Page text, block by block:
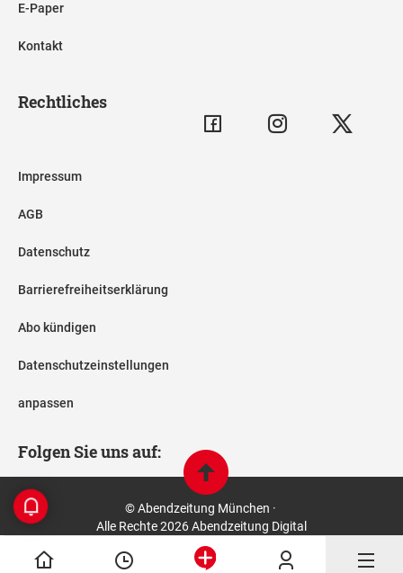
E-Paper
Kontakt
Rechtliches
Impressum
AGB
Datenschutz
Barrierefreiheitserklärung
Abo kündigen
Datenschutzeinstellungen
anpassen
Folgen Sie uns auf:
© Abendzeitung München ·
Alle Rechte 2026 Abendzeitung Digital